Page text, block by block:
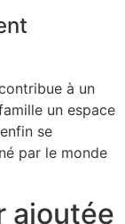
à un
un espace
se
par le monde
ajoutée